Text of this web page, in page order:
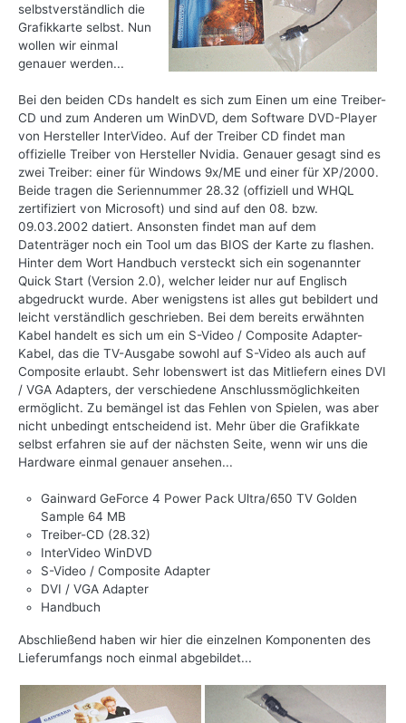
selbstverständlich die
Grafikkarte selbst. Nun
wollen wir einmal
genauer werden...
Bei den beiden CDs handelt es sich zum Einen um eine Treiber-
CD und zum Anderen um WinDVD, dem Software DVD-Player
von Hersteller InterVideo. Auf der Treiber CD findet man
offizielle Treiber von Hersteller Nvidia. Genauer gesagt sind es
zwei Treiber: einer für Windows 9x/ME und einer für XP/2000.
Beide tragen die Seriennummer 28.32 (offiziell und WHQL
zertifiziert von Microsoft) und sind auf den 08. bzw.
09.03.2002 datiert. Ansonsten findet man auf dem
Datenträger noch ein Tool um das BIOS der Karte zu flashen.
Hinter dem Wort Handbuch versteckt sich ein sogenannter
Quick Start (Version 2.0), welcher leider nur auf Englisch
abgedruckt wurde. Aber wenigstens ist alles gut bebildert und
leicht verständlich geschrieben. Bei dem bereits erwähnten
Kabel handelt es sich um ein S-Video / Composite Adapter-
Kabel, das die TV-Ausgabe sowohl auf S-Video als auch auf
Composite erlaubt. Sehr lobenswert ist das Mitliefern eines DVI
/ VGA Adapters, der verschiedene Anschlussmöglichkeiten
ermöglicht. Zu bemängel ist das Fehlen von Spielen, was aber
nicht unbedingt entscheidend ist. Mehr über die Grafikkate
selbst erfahren sie auf der nächsten Seite, wenn wir uns die
Hardware einmal genauer ansehen...
Gainward GeForce 4 Power Pack Ultra/650 TV Golden
Sample 64 MB
Treiber-CD (28.32)
InterVideo WinDVD
S-Video / Composite Adapter
DVI / VGA Adapter
Handbuch
Abschließend haben wir hier die einzelnen Komponenten des
Lieferumfangs noch einmal abgebildet...